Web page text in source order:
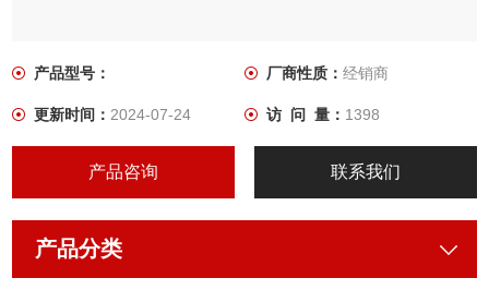
产品型号： 厂商性质： 经销商
更新时间：2024-07-24 访 问 量： 1398
产品咨询 联系我们
产品分类